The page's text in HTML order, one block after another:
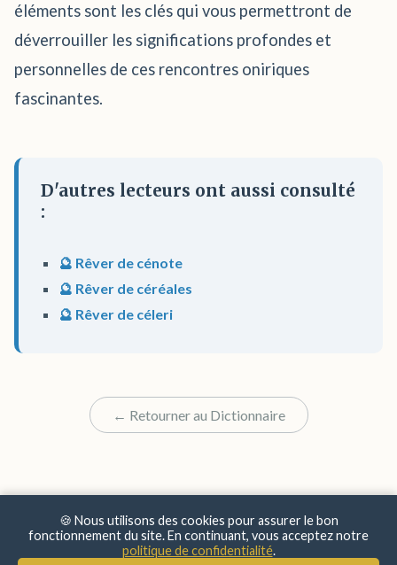
éléments sont les clés qui vous permettront de
déverrouiller les significations profondes et
personnelles de ces rencontres oniriques
fascinantes.
D'autres lecteurs ont aussi consulté
:
🔮 Rêver de cénote
🔮 Rêver de céréales
🔮 Rêver de céleri
← Retourner au Dictionnaire
🍪 Nous utilisons des cookies pour assurer le bon
fonctionnement du site. En continuant, vous acceptez notre
politique de confidentialité.